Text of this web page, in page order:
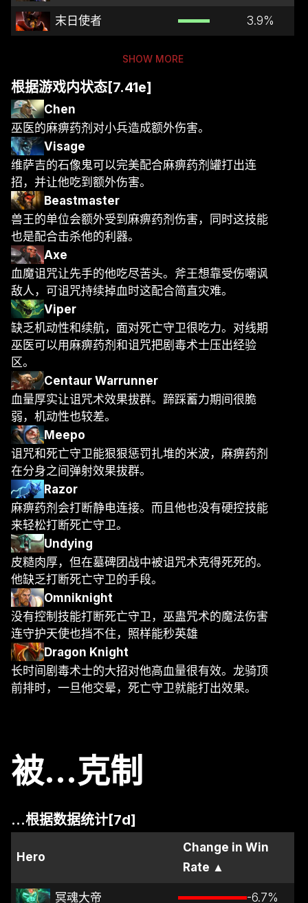
末日使者 3.9%
SHOW MORE
根据游戏内状态[7.41e]
Chen
巫医的麻痹药剂对小兵造成额外伤害。
Visage
维萨吉的石像鬼可以完美配合麻痹药剂罐打出连
招，并让他吃到额外伤害。
Beastmaster
兽王的单位会额外受到麻痹药剂伤害，同时这技能
也是配合击杀他的利器。
Axe
血魔诅咒让先手的他吃尽苦头。斧王想靠受伤嘲讽
敌人，可诅咒持续掉血时这配合简直灾难。
Viper
缺乏机动性和续航，面对死亡守卫很吃力。对线期
巫医可以用麻痹药剂和诅咒把剧毒术士压出经验
区。
Centaur Warrunner
血量厚实让诅咒术效果拔群。蹄踩蓄力期间很脆
弱，机动性也较差。
Meepo
诅咒和死亡守卫能狠狠惩罚扎堆的米波，麻痹药剂
在分身之间弹射效果拔群。
Razor
麻痹药剂会打断静电连接。而且他也没有硬控技能
来轻松打断死亡守卫。
Undying
皮糙肉厚，但在墓碑团战中被诅咒术克得死死的。
他缺乏打断死亡守卫的手段。
Omniknight
没有控制技能打断死亡守卫，巫蛊咒术的魔法伤害
连守护天使也挡不住，照样能秒英雄
Dragon Knight
长时间剧毒术士的大招对他高血量很有效。龙骑顶
前排时，一旦他交晕，死亡守卫就能打出效果。
被...克制
...根据数据统计[7d]
Hero
Change in Win
Rate ▲
冥魂大帝 -6.7%